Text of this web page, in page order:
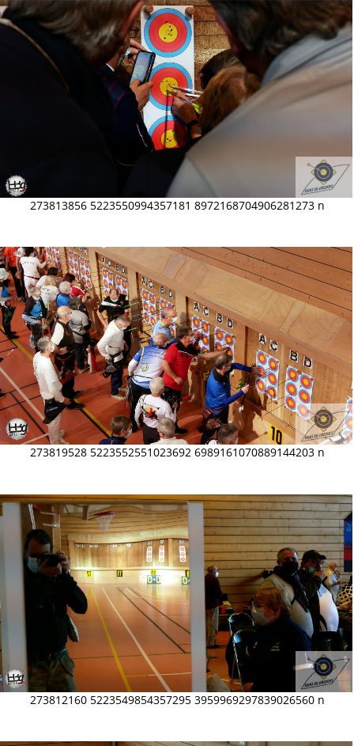
273813856 5223550994357181 8972168704906281273 n
273819528 5223552551023692 6989161070889144203 n
273812160 5223549854357295 3959969297839026560 n